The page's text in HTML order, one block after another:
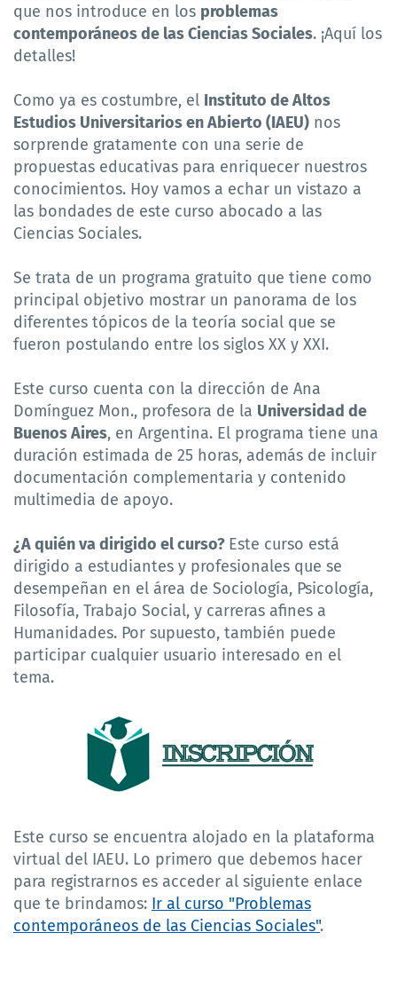
que nos introduce en los problemas
contemporáneos de las Ciencias Sociales. ¡Aquí los
detalles!
Como ya es costumbre, el Instituto de Altos
Estudios Universitarios en Abierto (IAEU) nos
sorprende gratamente con una serie de
propuestas educativas para enriquecer nuestros
conocimientos. Hoy vamos a echar un vistazo a
las bondades de este curso abocado a las
Ciencias Sociales.
Se trata de un programa gratuito que tiene como
principal objetivo mostrar un panorama de los
diferentes tópicos de la teoría social que se
fueron postulando entre los siglos XX y XXI.
Este curso cuenta con la dirección de Ana
Domínguez Mon., profesora de la Universidad de
Buenos Aires, en Argentina. El programa tiene una
duración estimada de 25 horas, además de incluir
documentación complementaria y contenido
multimedia de apoyo.
¿A quién va dirigido el curso? Este curso está
dirigido a estudiantes y profesionales que se
desempeñan en el área de Sociología, Psicología,
Filosofía, Trabajo Social, y carreras afines a
Humanidades. Por supuesto, también puede
participar cualquier usuario interesado en el
tema.
Este curso se encuentra alojado en la plataforma
virtual del IAEU. Lo primero que debemos hacer
para registrarnos es acceder al siguiente enlace
que te brindamos: Ir al curso "Problemas
contemporáneos de las Ciencias Sociales".